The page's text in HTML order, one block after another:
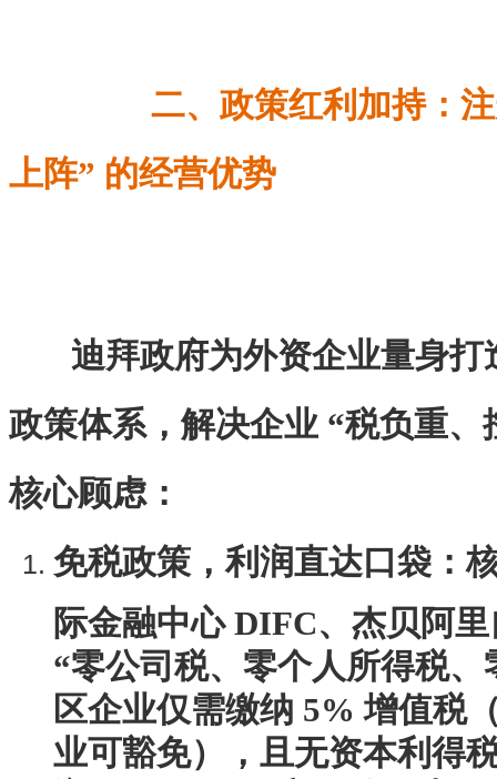
二、政策红利加持：
上阵” 的经营优势
迪拜政府为外资企业量身打
政策体系，解决企业 “税负重
核心顾虑：
免税政策，利润直达口袋 ：
际金融中心 DIFC、杰贝阿
“零公司税、零个人所得税
区企业仅需缴纳 5% 增值税
业可豁免），且无资本利得